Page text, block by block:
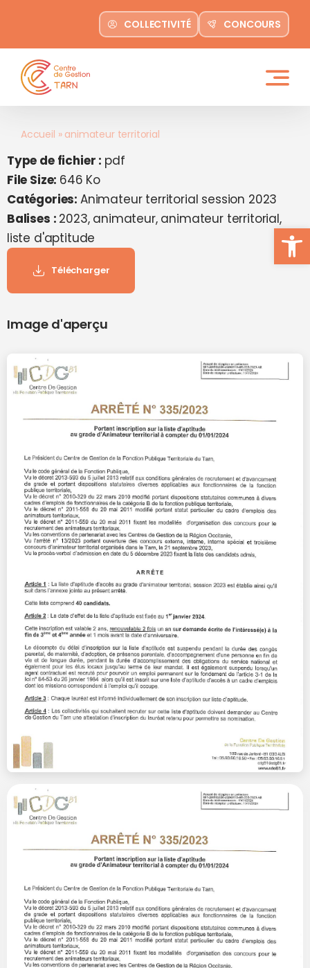
Ouvrir
contenu
COLLECTIVITÉ CONCOURS
Accueil » animateur territorial
Type de fichier : pdf
File Size: 646 Ko
Catégories: Animateur territorial session 2023
Balises : 2023, animateur, animateur territorial,
liste d'aptitude
Télécharger
Image d'aperçu